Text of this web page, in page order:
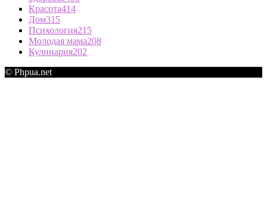
Красота414
Дом315
Психология215
Молодая мама208
Кулинария202
© Phpua.net